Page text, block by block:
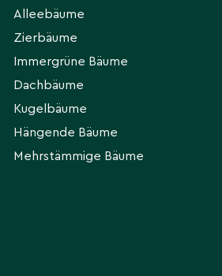
Alleebäume
Zierbäume
Immergrüne Bäume
Dachbäume
Kugelbäume
Hängende Bäume
Mehrstämmige Bäume